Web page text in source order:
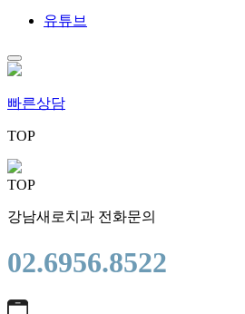
유튜브
빠른상담
TOP
TOP
강남새로치과 전화문의
02.6956.8522